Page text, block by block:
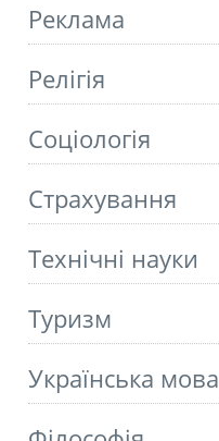
Реклама
Релігія
Соціологія
Страхування
Технічні науки
Туризм
Українська мова